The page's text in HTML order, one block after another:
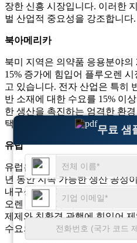
무료 샘
장한 신흥 시장입니다. 이러한
벌 산업적 중요성을 강조합니다.
북아메리카
북미 지역은 의약품 응용분야의
15% 증가에 힘입어 플루오렌
고 있습니다. 전자 산업은 특히
반 소재에 대한 수요를 15% 이
한 생산을 촉진하는 엄격한 환
택이 25% 증가했습니다.
유럽
유럽은 전 세계 플루오렌 시장
년 동안 지속 가능한 생산 공정
내구성이 뛰어난 소재가 강조
오렌 유도체에 대한 수요가
제제와 친환경 관행에 힘입어
수요의 20%를 차지합니다.